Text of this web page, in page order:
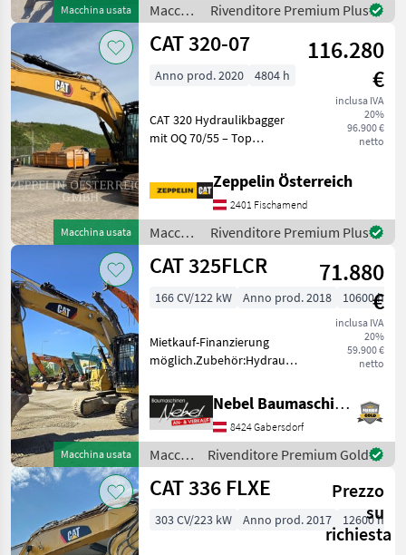
Komatsu
Volvo
Kobelco
Liebherr
Mostra
tutti
29
MODELLO
301.8
302.7
302.7D
CR
303.5E
CR
305
305E2
CR
308
Macchina usata
Macchine
edili /
CAT
Rivenditore Premium Plus
Macchina usata
CAT 320-07
116.280
€
inclusa IVA
20%
96.900 €
netto
Anno prod. 2020 4804 h
CAT 320 Hydraulikbagger
mit OQ 70/55 – Top
verfügbar (English below).
Letzter Service bei 4.619
Betriebsstunden
durchgeführt. Einsatzbereit
ohne
Zeppelin Österreich
2401 Fischamend
Macchine
edili /
CAT
Rivenditore Premium Plus
Macchina usata
CAT 325FLCR
71.880
€
inclusa IVA
20%
59.900 €
netto
166 CV/122 kW Anno prod. 2018 10600 h
Mietkauf-Finanzierung
möglich.Zubehör:Hydraulischer
1400mm. Macchine edili
Escavatori cingolati
Nebel Baumaschinen
8424 Gabersdorf
Macchine
edili /
CAT
Rivenditore Premium Gold
CAT 336 FLXE
Prezzo
su
richiesta
303 CV/223 kW Anno prod. 2017 12600 h